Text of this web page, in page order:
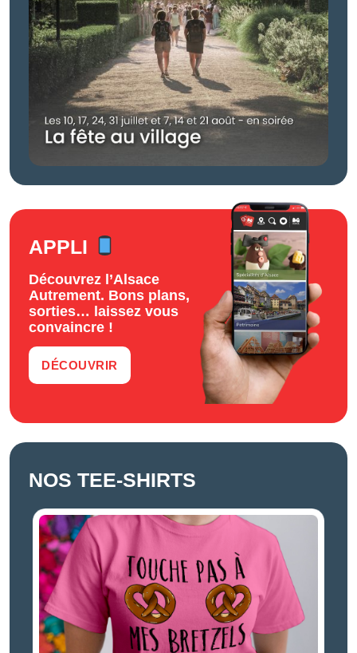
APPLI
Découvrez l’Alsace
Autrement. Bons plans,
sorties… laissez vous
convaincre !
DÉCOUVRIR
NOS TEE-SHIRTS